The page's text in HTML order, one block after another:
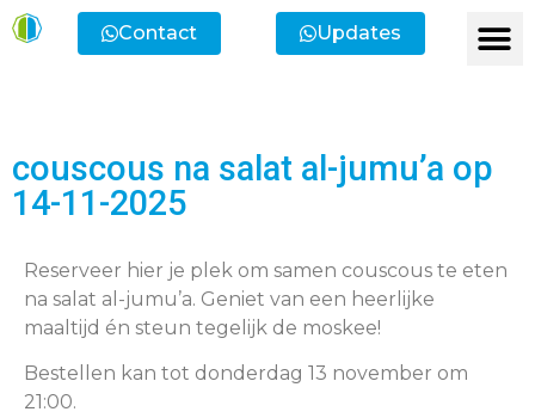
Contact Updates
couscous na salat al-jumu’a op
14-11-2025
Reserveer hier je plek om samen couscous te eten
na salat al-jumu’a. Geniet van een heerlijke
maaltijd én steun tegelijk de moskee!
Bestellen kan tot donderdag 13 november om
21:00.